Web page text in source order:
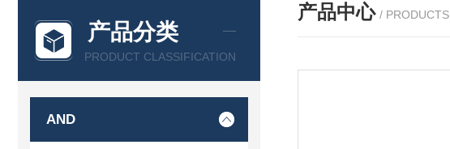
产品分类
PRODUCT CLASSIFICATION
AND
产品中心 / PRODUCTS